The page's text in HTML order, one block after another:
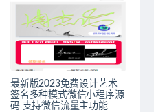
最新版2023免费设计艺术
签名多种模式微信小程序源
码 支持微信流量主功能